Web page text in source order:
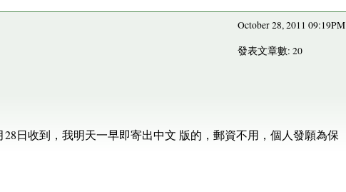
October 28, 2011 09:19PM
發表文章數: 20
日收到，我明天一早即寄出中文 版的，郵資不用，個人發願為保